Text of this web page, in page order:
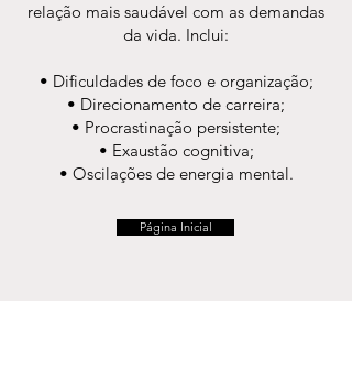
relação mais saudável com as demandas
da vida. Inclui:
• Dificuldades de foco e organização;
• Direcionamento de carreira;
• Procrastinação persistente;
• Exaustão cognitiva;
• Oscilações de energia mental.
Página Inicial